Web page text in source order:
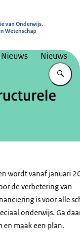
van Onderwijs,
Wetenschap
Nieuws Nieuws
wordt vanaf januari
de verbetering van
is voor alle
onderwijs. Ga
en maak een plan.